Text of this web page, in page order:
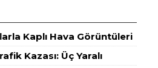
Kaplı Hava Görüntüleri
Kazası: Üç Yaralı